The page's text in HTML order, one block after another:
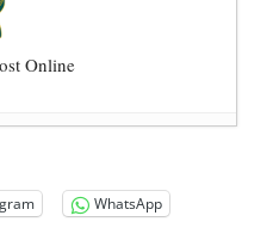
Online
despre
Volodymyr
WhatsApp